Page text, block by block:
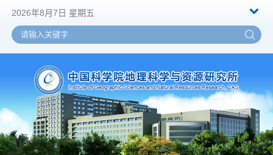
2026年8月7日 星期五